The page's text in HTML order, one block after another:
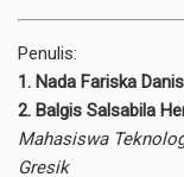
Penulis:
1. Nada Fariska
2. Balgis Salsabila
Mahasiswa
Gresik